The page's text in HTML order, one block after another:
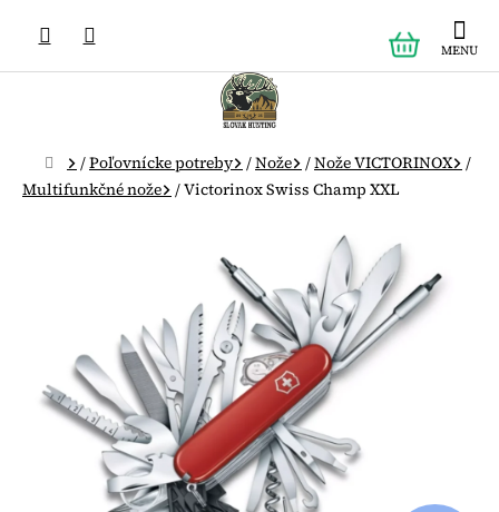
obsah
KOŠÍK
Domov
/Poľovnícke potreby /Nože /Nože VICTORINOX /
Multifunkčné nože /Victorinox Swiss Champ XXL